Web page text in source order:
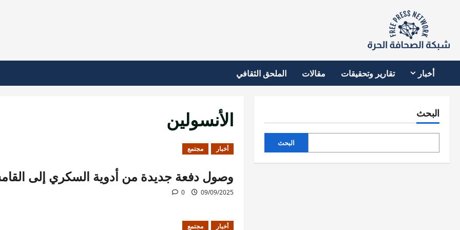
أخبار تقارير وتحقيقات مقالات الملحق الثقافي
الأنسولين
أخبار مجتمع
وصول دفعة جديدة من أدوية السكري إلى
09/09/2025
0
أخبار مجتمع
البحث
البحث